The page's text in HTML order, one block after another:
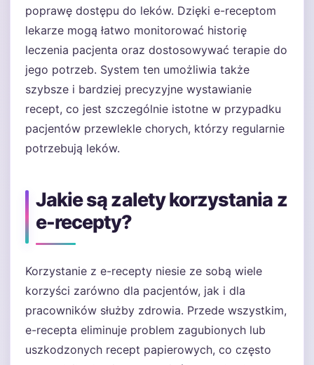
poprawę dostępu do leków. Dzięki e-receptom
lekarze mogą łatwo monitorować historię
leczenia pacjenta oraz dostosowywać terapie do
jego potrzeb. System ten umożliwia także
szybsze i bardziej precyzyjne wystawianie
recept, co jest szczególnie istotne w przypadku
pacjentów przewlekle chorych, którzy regularnie
potrzebują leków.
Jakie są zalety korzystania z
e-recepty?
Korzystanie z e-recepty niesie ze sobą wiele
korzyści zarówno dla pacjentów, jak i dla
pracowników służby zdrowia. Przede wszystkim,
e-recepta eliminuje problem zagubionych lub
uszkodzonych recept papierowych, co często